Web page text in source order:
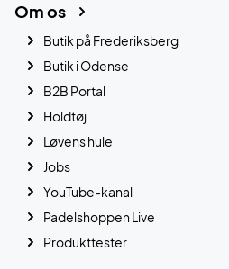
Om os
Butik på Frederiksberg
Butik i Odense
B2B Portal
Holdtøj
Løvens hule
Jobs
YouTube-kanal
Padelshoppen Live
Produkttester